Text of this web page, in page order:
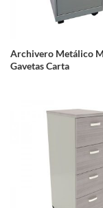
Archivero Metálico
Gavetas Carta